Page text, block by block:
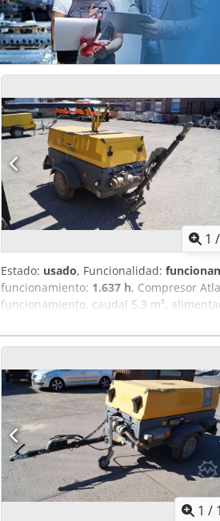
1 /
Estado: usado, Funcionalidad:
funcionamiento: 1.637 h, Compresor
funcionamiento, caudal 5,3 m³,
Voltios, núm. de serie
falta la cubierta de la correa
1 /